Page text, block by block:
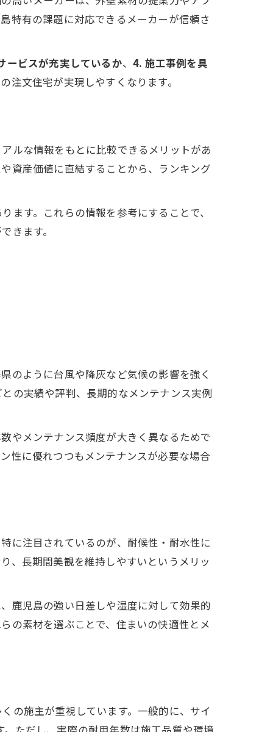
特有の課題に対応できるメーカーが信頼さ
ービスが充実しているか、4. 施工事例を具
文住宅が実現しやすくなります。
ルな情報をもとに比較できるメリットがあ
資産価値に直結することから、ランキング
す。これらの情報を参考にすることで、
きます。
のように台風や降灰など気候の影響を強く
の実績や評判、長期的なメンテナンス実例
やメンテナンス頻度が大きく異なるためで
性に優れつつもメンテナンスが必要な場合
に注目されているのが、耐候性・耐水性に
、長期間美観を維持しやすいというメリッ
鹿児島の強い日差しや湿度に対して効果的
の素材を選ぶことで、住まいの快適性とメ
の施主が重視しています。一般的に、サイ